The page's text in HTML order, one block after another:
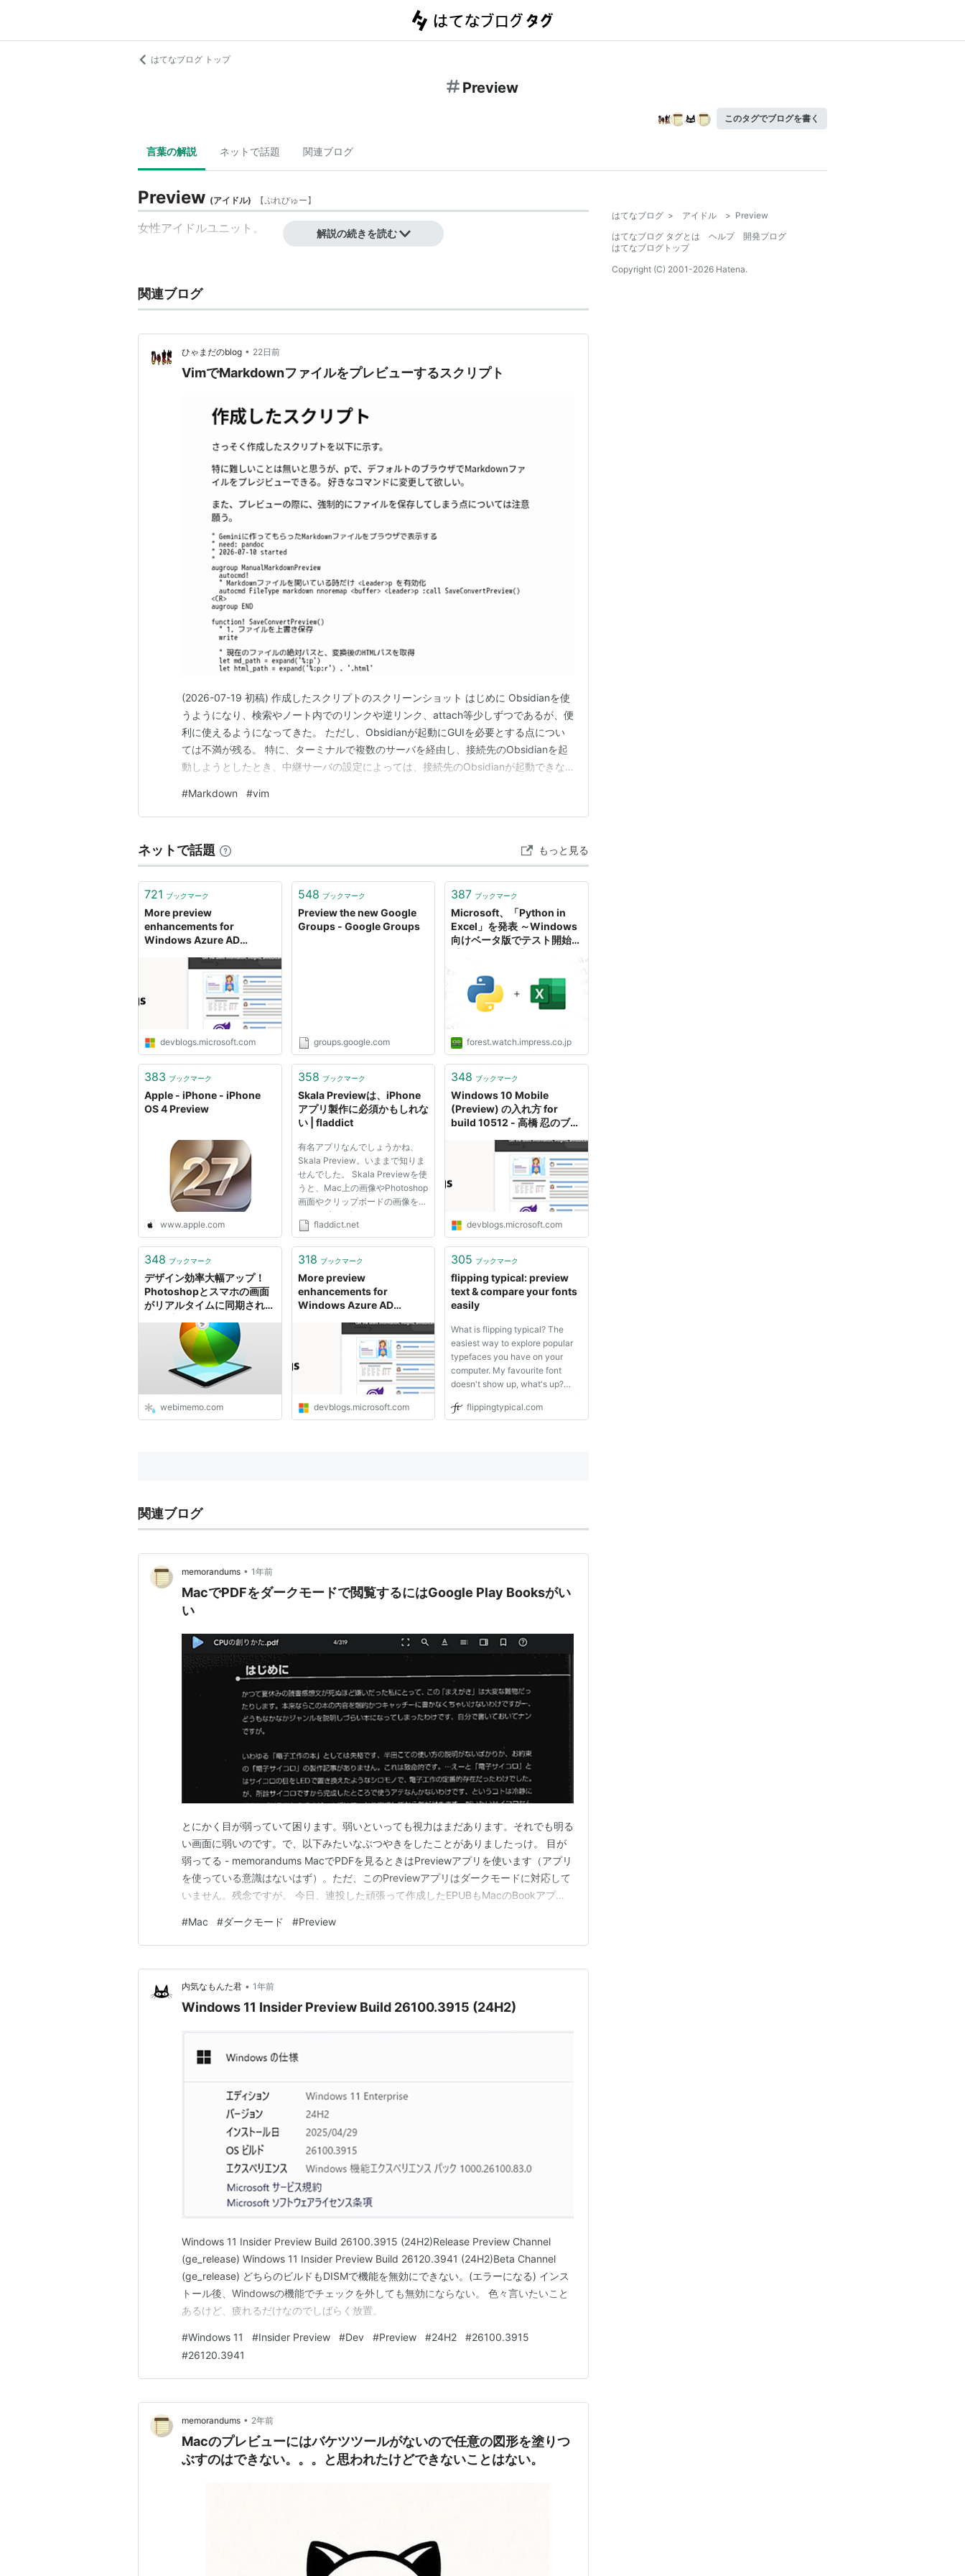
はてなブログ トップ
Preview
このタグでブログを書く
言葉の解説 ネットで話題 関連ブログ
Preview (アイドル) 【ぷれびゅー】
女性アイドルユニット。 解説の続きを読む
関連ブログ
ひゃまだのblog • 22日前
VimでMarkdownファイルをプレビューするスクリプト
(2026-07-19 初稿) 作成したスクリプトのスクリーンショット はじめに Obsidianを使
うようになり、検索やノート内でのリンクや逆リンク、attach等少しずつであるが、便
利に使えるようになってきた。 ただし、Obsidianが起動にGUIを必要とする点につい
ては不満が残る。 特に、ターミナルで複数のサーバを経由し、接続先のObsidianを起
動しようとしたとき、中継サーバの設定によっては、接続先のObsidianが起動できな
メモに追加する場合に不便だ。 しかし、わずかなメモの追加ならば、わざわざO…
#Markdown #vim
ネットで話題 もっと見る
721 ブックマーク
More preview
enhancements for
Windows Azure AD
Directory Blog - Site Home
- TechNet Blogs
devblogs.microsoft.com
548 ブックマーク
Preview the new Google
Groups - Google Groups
groups.google.com
387 ブックマーク
Microsoft、「Python in
Excel」を発表 ～Windows
向けベータ版でテスト開始
Current (Preview)チャネル
に順次配信中
forest.watch.impress.co.jp
383 ブックマーク
Apple - iPhone - iPhone
OS 4 Preview
www.apple.com
358 ブックマーク
Skala Previewは、iPhone
アプリ製作に必須かもしれな
い | fladdict
有名アプリなんでしょうかね、
Skala Preview。いままで知りま
せんでした。 Skala Previewを使
うと、Mac上の画像やPhotoshop
画面やクリップボードの画像を、
iPhone上でピクセルパーフェク
トで表示できます。 Mac /
で、MacとiPhoneで両方立ち上
フォトショッ...
fladdict.net
348 ブックマーク
Windows 10 Mobile
(Preview) の入れ方 for
build 10512 - 高橋 忍のブロ
devblogs.microsoft.com
348 ブックマーク
デザイン効率大幅アップ！
Photoshopとスマホの画面
がリアルタイムに同期される
webimemo.com
318 ブックマーク
More preview
enhancements for
Windows Azure AD
Directory Blog - Site Home
- TechNet Blogs
devblogs.microsoft.com
305 ブックマーク
flipping typical: preview
text & compare your fonts
easily
What is flipping typical? The
easiest way to explore popular
typefaces you have on your
computer. My favourite font
doesn't show up, what's up?
the screen and type in the name
flippingtypical.com
関連ブログ
memorandums • 1年前
MacでPDFをダークモードで閲覧するにはGoogle Play Booksがい
い
とにかく目が弱っていて困ります。弱いといっても視力はまだあります。それでも明る
い画面に弱いのです。で、以下みたいなぶつやきをしたことがありましたっけ。 目が
弱ってる - memorandums MacでPDFを見るときはPreviewアプリを使います（アプリ
を使っている意識はないはず）。ただ、このPreviewアプリはダークモードに対応して
いません。残念ですが。 今日、連投した頑張って作成したEPUBもMacのBookアプリ
す、Bookアプリのせいではないでしょう）。 PDFをEPUBにしたかっただけなのに半
日かかっ…
#Mac #ダークモード #Preview
内気なもんた君 • 1年前
Windows 11 Insider Preview Build 26100.3915 (24H2)
Windows 11 Insider Preview Build 26100.3915 (24H2)Release Preview Channel
(ge_release) Windows 11 Insider Preview Build 26120.3941 (24H2)Beta Channel
(ge_release) どちらのビルドもDISMで機能を無効にできない。(エラーになる) インス
トール後、Windowsの機能でチェックを外しても無効にならない。 色々言いたいこと
あるけど、疲れるだけなのでしばらく放置。
#Windows 11 #Insider Preview #Dev #Preview #24H2 #26100.3915
#26120.3941
memorandums • 2年前
Macのプレビューにはバケツツールがないので任意の図形を塗りつ
ぶすのはできない。。。と思われたけどできないことはない。
はてなブログ > アイドル > Preview
はてなブログ タグとは
ヘルプ
開発ブログ
はてなブログトップ
Copyright (C) 2001-2026 Hatena.